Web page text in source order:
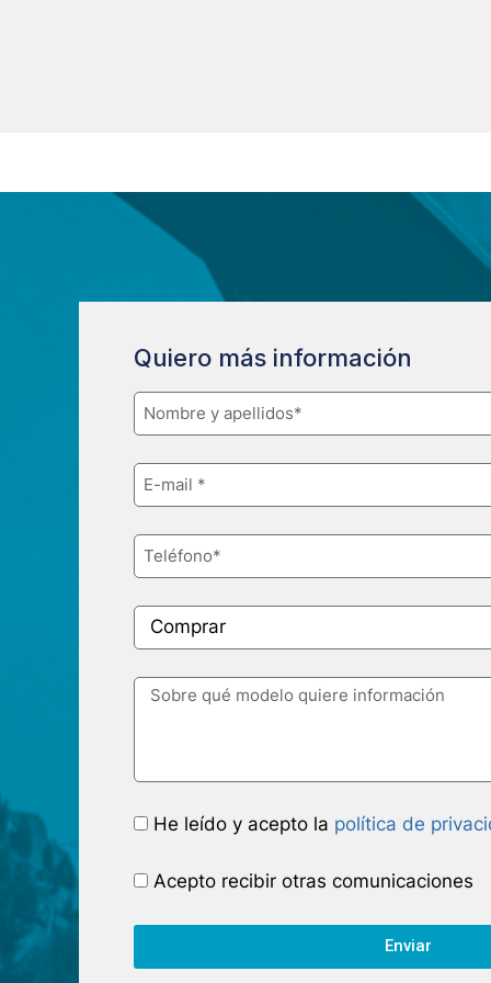
Quiero más información
He leído y acepto la política de
Acepto recibir otras comunicaciones
Enviar